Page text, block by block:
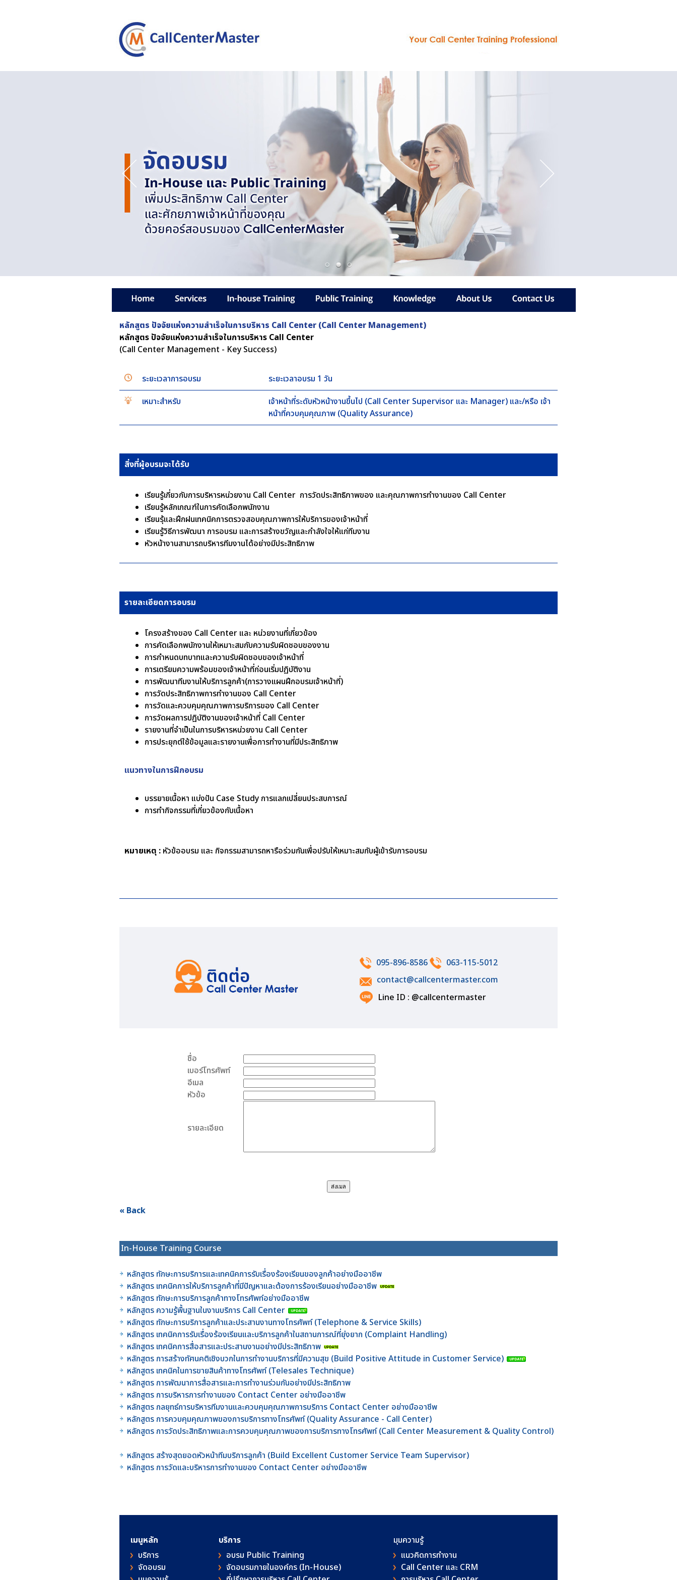
หลักสูตร ปัจจัยแห่งความสำเร็จในการบริหาร Call Center (Call Center Management)
หลักสูตร ปัจจัยแห่งความสำเร็จในการบริหาร Call Center
(Call Center Management - Key Success)
ระยะเวลาการอบรม
ระยะเวลาอบรม 1 วัน
เหมาะสำหรับ
เจ้าหน้าที่ระดับหัวหน้างานขึ้นไป (Call Center Supervisor และ Manager) และ/หรือ เจ้า
หน้าที่ควบคุมคุณภาพ (Quality Assurance)
สิ่งที่ผู้อบรมจะได้รับ
เรียนรู้เกี่ยวกับการบริหารหน่วยงาน Call Center การวัดประสิทธิภาพของ และคุณภาพการทำงานของ Call Center
เรียนรู้หลักเกณฑ์ในการคัดเลือกพนักงาน
เรียนรุ้และฝึกฝนเทคนิคการตรวจสอบคุณภาพการให้บริการของเจ้าหน้าที่
เรียนรู้วิธีการพัฒนา การอบรม และการสร้างขวัญและกำลังใจให้แก่ทีมงาน
หัวหน้างานสามารถบริหารทีมงานได้อย่างมีประสิทธิภาพ
รายละเอียดการอบรม
โครงสร้างของ Call Center และ หน่วยงานที่เกี่ยวข้อง
การคัดเลือกพนักงานให้เหมาะสมกับความรับผิดชอบของงาน
การกำหนดบทบาทและความรับผิดชอบของเจ้าหน้าที่
การเตรียมความพร้อมของเจ้าหน้าที่ก่อนเริ่มปฏิบัติงาน
การพัฒนาทีมงานให้บริการลูกค้า(การวางแผนฝึกอบรมเจ้าหน้าที่)
การวัดประสิทธิภาพการทำงานของ Call Center
การวัดและควบคุมคุณภาพการบริการของ Call Center
การวัดผลการปฎิบัติงานของเจ้าหน้าที่ Call Center
รายงานที่จำเป็นในการบริหารหน่วยงาน Call Center
การประยุกต์ใช้ข้อมูลและรายงานเพื่อการทำงานที่มีประสิทธิภาพ
แนวทางในการฝึกอบรม
บรรยายเนื้อหา แบ่งปัน Case Study การแลกเปลี่ยนประสบการณ์
การทำกิจกรรมที่เกี่ยวข้องกับเนื้อหา
หมายเหตุ : หัวข้ออบรม และ กิจกรรมสามารถหารือร่วมกันเพื่อปรับให้เหมาะสมกับผู้เข้ารับการอบรม
095-896-8586
063-115-5012
contact@callcentermaster.com
Line ID : @callcentermaster
ชื่อ
เบอร์โทรศัพท์
อีเมล
หัวข้อ
รายละเอียด
« Back
In-House Training Course
หลักสูตร ทักษะการบริการและเทคนิคการรับเรื่องร้องเรียนของลูกค้าอย่างมืออาชีพ
หลักสูตร เทคนิคการให้บริการลูกค้าที่มีปัญหาและต้องการร้องเรียนอย่างมืออาชีพ
หลักสูตร ทักษะการบริการลูกค้าทางโทรศัพท์อย่างมืออาชีพ
หลักสูตร ความรู้พื้นฐานในงานบริการ Call Center
หลักสูตร ทักษะการบริการลูกค้าและประสานงานทางโทรศัพท์ (Telephone & Service Skills)
หลักสูตร เทคนิคการรับเรื่องร้องเรียนและบริการลูกค้าในสถานการณ์ที่ยุ่งยาก (Complaint Handling)
หลักสูตร เทคนิคการสื่อสารและประสานงานอย่างมีประสิทธิภาพ
หลักสูตร การสร้างทัศนคติเชิงบวกในการทำงานบริการที่มีความสุข (Build Positive Attitude in Customer Service)
หลักสูตร เทคนิคในการขายสินค้าทางโทรศัพท์ (Telesales Technique)
หลักสูตร การพัฒนาการสื่อสารและการทำงานร่วมกันอย่างมีประสิทธิภาพ
หลักสูตร การบริหารการทำงานของ Contact Center อย่างมืออาชีพ
หลักสูตร กลยุทธ์การบริหารทีมงานและควบคุมคุณภาพการบริการ Contact Center อย่างมืออาชีพ
หลักสูตร การควบคุมคุณภาพของการบริการทางโทรศัพท์ (Quality Assurance - Call Center)
หลักสูตร การวัดประสิทธิภาพและการควบคุมคุณภาพของการบริการทางโทรศัพท์ (Call Center Measurement & Quality Control)
หลักสูตร สร้างสุดยอดหัวหน้าทีมบริการลูกค้า (Build Excellent Customer Service Team Supervisor)
หลักสูตร การวัดและบริหารการทำงานของ Contact Center อย่างมืออาชีพ
เมนูหลัก
บริการ
จัดอบรม
บริการ
อบรม Public Training
จัดอบรมภายในองค์กร (In-House)
มุมความรู้
แนวคิดการทำงาน
Call Center และ CRM